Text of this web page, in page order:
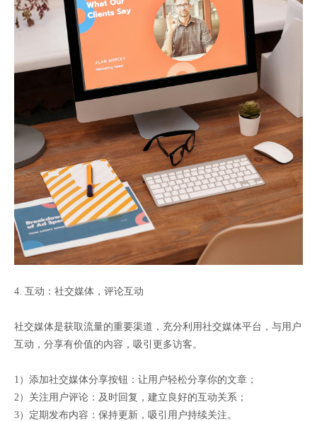
4. 互动：社交媒体，评论互动
社交媒体是获取流量的重要渠道，充分利用社交媒体平台，与用户
互动，分享有价值的内容，吸引更多访客。
1）添加社交媒体分享按钮：让用户轻松分享你的文章；
2）关注用户评论：及时回复，建立良好的互动关系；
3）定期发布内容：保持更新，吸引用户持续关注。